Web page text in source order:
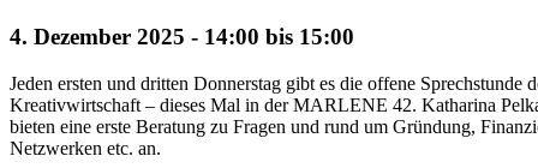
4. Dezember 2025 - 14:00 bis 15:00
Jeden ersten und dritten Donnerstag gibt es die offene Sprechstunde
Kreativwirtschaft – dieses Mal in der MARLENE 42. Katharina
bieten eine erste Beratung zu Fragen und rund um Gründung,
Netzwerken etc. an.